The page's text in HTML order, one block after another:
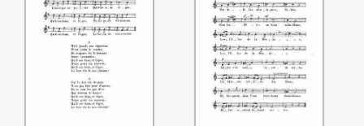
Dans notre pays
riant
Par delà les
montagnes